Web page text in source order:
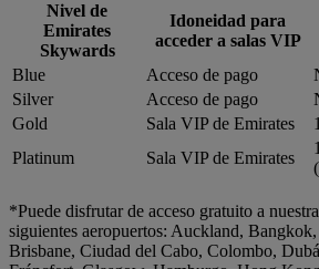
Nivel de
Emirates
Skywards
Idoneidad para
acceder a salas VIP
Blue Acceso de pago
Silver
Acceso de pago
Gold
Sala VIP de Emirates
Platinum
Sala VIP de Emirates
*Puede disfrutar de acceso gratuito a
siguientes aeropuertos: Auckland,
Brisbane, Ciudad del Cabo, Colombo,